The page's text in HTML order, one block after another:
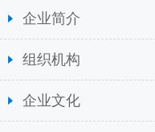
企业简介
组织机构
企业文化